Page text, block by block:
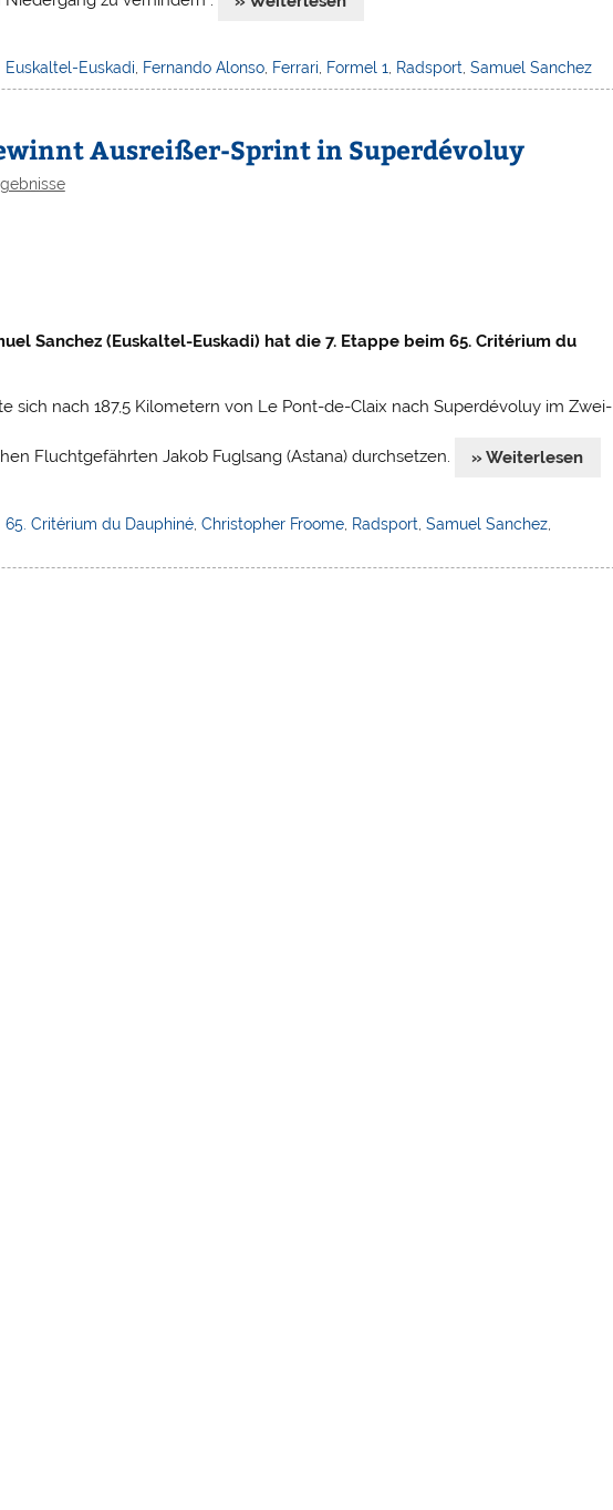
Euskaltel-Euskadi, Fernando Alonso, Ferrari, Formel 1, Radsport, Samuel Sanchez
Ausreißer-Sprint in Superdévoluy
Sanchez (Euskaltel-Euskadi) hat die 7. Etappe beim 65. Critérium du
sich nach 187,5 Kilometern von Le Pont-de-Claix nach Superdévoluy im Zwei-
Fluchtgefährten Jakob Fuglsang (Astana) durchsetzen. » Weiterlesen
65. Critérium du Dauphiné, Christopher Froome, Radsport, Samuel Sanchez,